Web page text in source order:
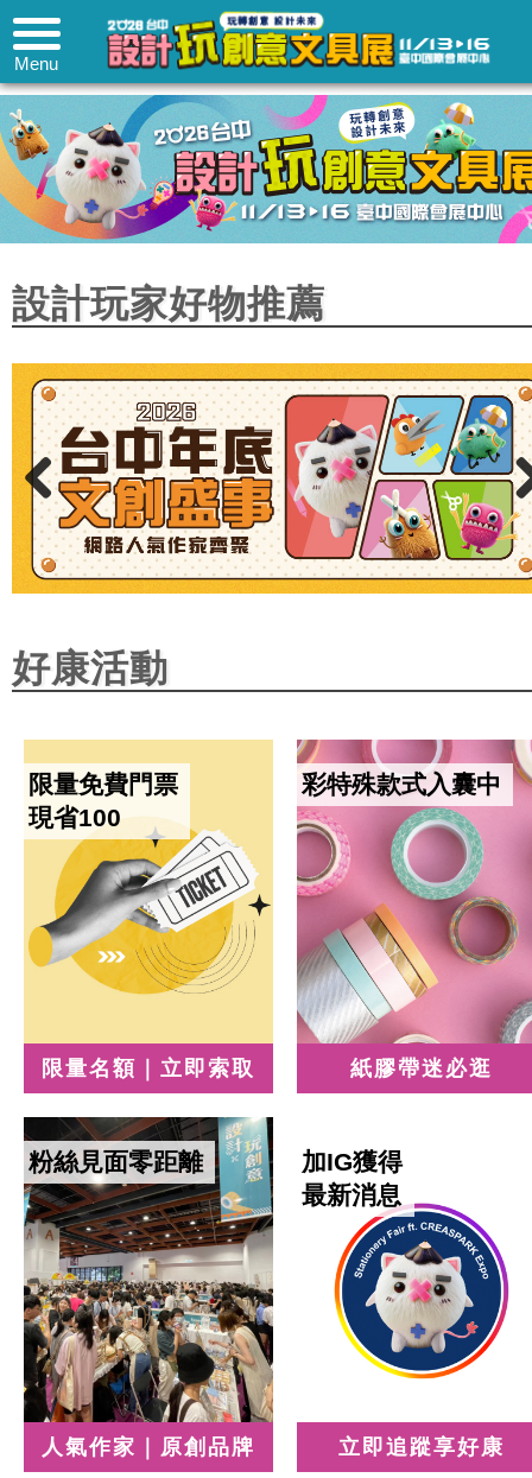
Menu
設計玩家好物推薦
好康活動
限量免費門票
現省100
限量名額｜立即索取
彩特殊款式入囊中
紙膠帶迷必逛
粉絲見面零距離
人氣作家｜原創品牌
加IG獲得
最新消息
立即追蹤享好康